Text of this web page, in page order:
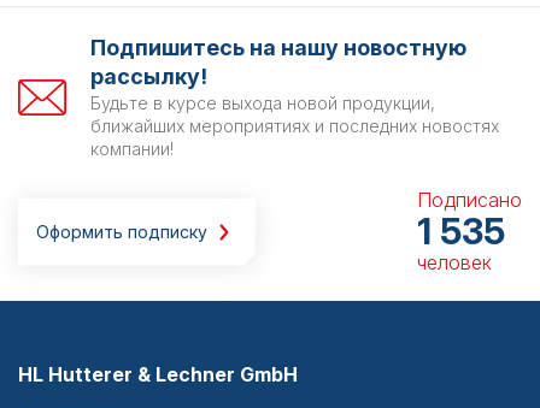
Подпишитесь на нашу новостную
рассылку!
Будьте в курсе выхода новой продукции,
ближайших мероприятиях и последних новостях
компании!
Оформить подписку
Подписано
1 535
человек
HL Hutterer & Lechner GmbH